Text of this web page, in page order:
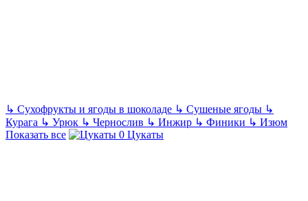
↳ Сухофрукты и ягоды в шоколаде ↳ Сушеные ягоды ↳
Курага ↳ Урюк ↳ Чернослив ↳ Инжир ↳ Финики ↳ Изюм
Показать все
Цукаты